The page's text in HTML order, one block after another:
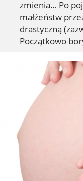
zmienia… Po
małżeństw
drastyczną
Początkowo